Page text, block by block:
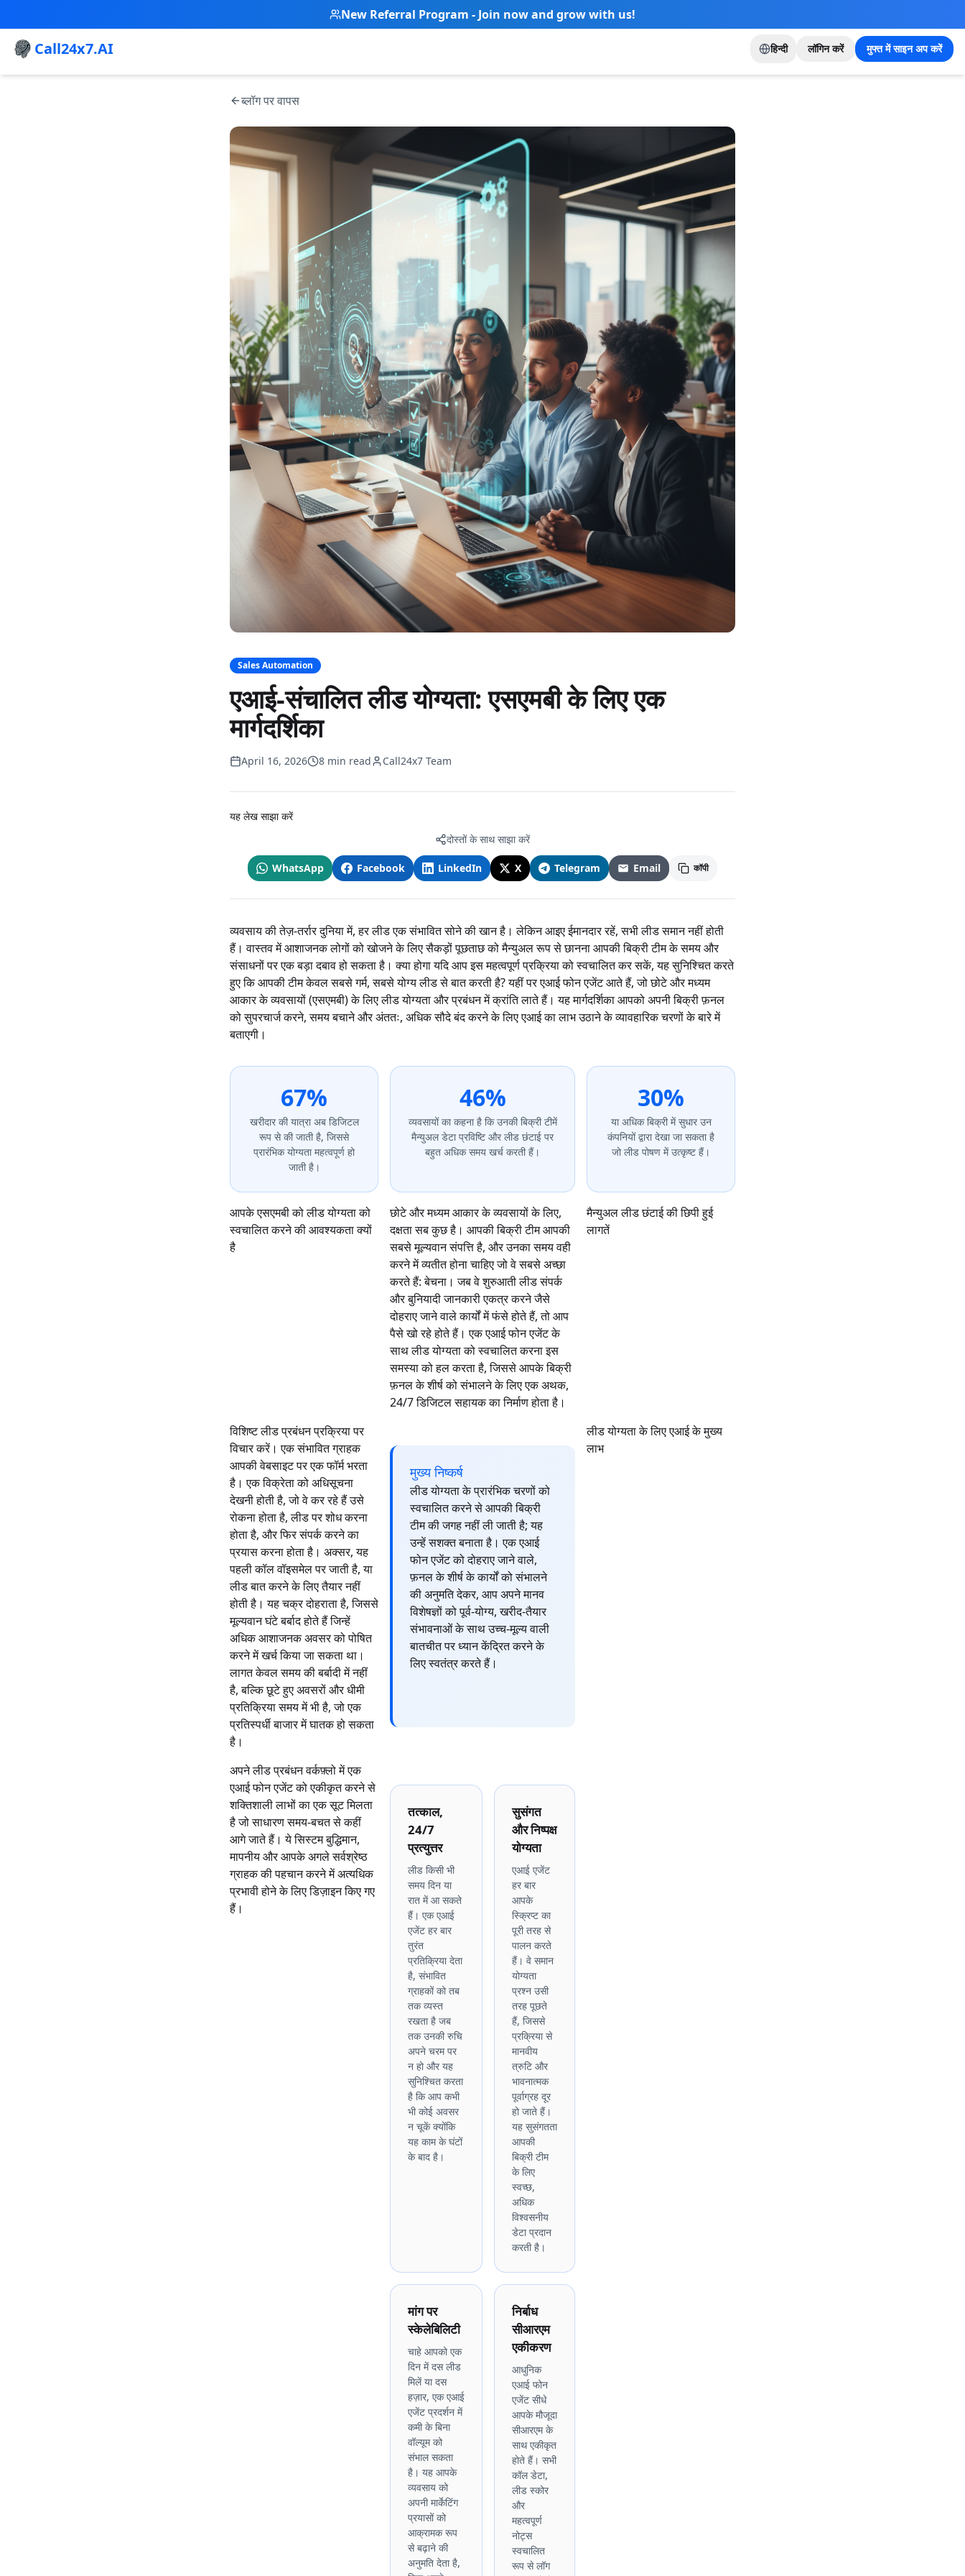
New Referral Program - Join now and grow with us!
Call24x7.AI हिन्दी लॉगिन करें मुफ्त में साइन अप करें
ब्लॉग पर वापस
Sales Automation
एआई-संचालित लीड योग्यता: एसएमबी के लिए एक
मार्गदर्शिका
April 16, 2026 8 min read Call24x7 Team
यह लेख साझा करें
दोस्तों के साथ साझा करें
WhatsApp Facebook LinkedIn X Telegram Email कॉपी
व्यवसाय की तेज़-तर्रार दुनिया में, हर लीड एक संभावित सोने की खान है। लेकिन आइए ईमानदार रहें, सभी लीड समान नहीं होती
हैं। वास्तव में आशाजनक लोगों को खोजने के लिए सैकड़ों पूछताछ को मैन्युअल रूप से छानना आपकी बिक्री टीम के समय और
संसाधनों पर एक बड़ा दबाव हो सकता है। क्या होगा यदि आप इस महत्वपूर्ण प्रक्रिया को स्वचालित कर सकें, यह सुनिश्चित करते
हुए कि आपकी टीम केवल सबसे गर्म, सबसे योग्य लीड से बात करती है? यहीं पर एआई फोन एजेंट आते हैं, जो छोटे और मध्यम
आकार के व्यवसायों (एसएमबी) के लिए लीड योग्यता और प्रबंधन में क्रांति लाते हैं। यह मार्गदर्शिका आपको अपनी बिक्री फ़नल
को सुपरचार्ज करने, समय बचाने और अंततः, अधिक सौदे बंद करने के लिए एआई का लाभ उठाने के व्यावहारिक चरणों के बारे में
बताएगी।
67%
खरीदार की यात्रा अब डिजिटल
रूप से की जाती है, जिससे
प्रारंभिक योग्यता महत्वपूर्ण हो
जाती है।
46%
व्यवसायों का कहना है कि उनकी बिक्री टीमें
मैन्युअल डेटा प्रविष्टि और लीड छंटाई पर
बहुत अधिक समय खर्च करती हैं।
30%
या अधिक बिक्री में सुधार उन
कंपनियों द्वारा देखा जा सकता है
जो लीड पोषण में उत्कृष्ट हैं।
आपके एसएमबी को लीड योग्यता को
स्वचालित करने की आवश्यकता क्यों
है
छोटे और मध्यम आकार के व्यवसायों के लिए,
दक्षता सब कुछ है। आपकी बिक्री टीम आपकी
सबसे मूल्यवान संपत्ति है, और उनका समय वही
करने में व्यतीत होना चाहिए जो वे सबसे अच्छा
करते हैं: बेचना। जब वे शुरुआती लीड संपर्क
और बुनियादी जानकारी एकत्र करने जैसे
दोहराए जाने वाले कार्यों में फंसे होते हैं, तो आप
पैसे खो रहे होते हैं। एक एआई फोन एजेंट के
साथ लीड योग्यता को स्वचालित करना इस
समस्या को हल करता है, जिससे आपके बिक्री
फ़नल के शीर्ष को संभालने के लिए एक अथक,
24/7 डिजिटल सहायक का निर्माण होता है।
मैन्युअल लीड छंटाई की छिपी हुई
लागतें
विशिष्ट लीड प्रबंधन प्रक्रिया पर
विचार करें। एक संभावित ग्राहक
आपकी वेबसाइट पर एक फॉर्म भरता
है। एक विक्रेता को अधिसूचना
देखनी होती है, जो वे कर रहे हैं उसे
रोकना होता है, लीड पर शोध करना
होता है, और फिर संपर्क करने का
प्रयास करना होता है। अक्सर, यह
पहली कॉल वॉइसमेल पर जाती है, या
लीड बात करने के लिए तैयार नहीं
होती है। यह चक्र दोहराता है, जिससे
मूल्यवान घंटे बर्बाद होते हैं जिन्हें
अधिक आशाजनक अवसर को पोषित
करने में खर्च किया जा सकता था।
लागत केवल समय की बर्बादी में नहीं
है, बल्कि छूटे हुए अवसरों और धीमी
प्रतिक्रिया समय में भी है, जो एक
प्रतिस्पर्धी बाजार में घातक हो सकता
है।
मुख्य निष्कर्ष
लीड योग्यता के प्रारंभिक चरणों को
स्वचालित करने से आपकी बिक्री
टीम की जगह नहीं ली जाती है; यह
उन्हें सशक्त बनाता है। एक एआई
फोन एजेंट को दोहराए जाने वाले,
फ़नल के शीर्ष के कार्यों को संभालने
की अनुमति देकर, आप अपने मानव
विशेषज्ञों को पूर्व-योग्य, खरीद-तैयार
संभावनाओं के साथ उच्च-मूल्य वाली
बातचीत पर ध्यान केंद्रित करने के
लिए स्वतंत्र करते हैं।
लीड योग्यता के लिए एआई के मुख्य
लाभ
अपने लीड प्रबंधन वर्कफ़्लो में एक
एआई फोन एजेंट को एकीकृत करने से
शक्तिशाली लाभों का एक सूट मिलता
है जो साधारण समय-बचत से कहीं
आगे जाते हैं। ये सिस्टम बुद्धिमान,
मापनीय और आपके अगले सर्वश्रेष्ठ
ग्राहक की पहचान करने में अत्यधिक
प्रभावी होने के लिए डिज़ाइन किए गए
हैं।
तत्काल,
24/7
प्रत्युत्तर
लीड किसी भी
समय दिन या
रात में आ सकते
हैं। एक एआई
एजेंट हर बार
तुरंत
प्रतिक्रिया देता
है, संभावित
ग्राहकों को तब
तक व्यस्त
रखता है जब
तक उनकी रुचि
अपने चरम पर
न हो और यह
सुनिश्चित करता
है कि आप कभी
भी कोई अवसर
न चूकें क्योंकि
यह काम के घंटों
के बाद है।
सुसंगत
और निष्पक्ष
योग्यता
एआई एजेंट
हर बार
आपके
स्क्रिप्ट का
पूरी तरह से
पालन करते
हैं। वे समान
योग्यता
प्रश्न उसी
तरह पूछते
हैं, जिससे
प्रक्रिया से
मानवीय
त्रुटि और
भावनात्मक
पूर्वाग्रह दूर
हो जाते हैं।
यह सुसंगतता
आपकी
बिक्री टीम
के लिए
स्वच्छ,
अधिक
विश्वसनीय
डेटा प्रदान
करती है।
मांग पर
स्केलेबिलिटी
चाहे आपको एक
दिन में दस लीड
मिलें या दस
हज़ार, एक एआई
एजेंट प्रदर्शन में
कमी के बिना
वॉल्यूम को
संभाल सकता
है। यह आपके
व्यवसाय को
अपनी मार्केटिंग
प्रयासों को
आक्रामक रूप
से बढ़ाने की
अनुमति देता है,
निर्बाध
सीआरएम
एकीकरण
आधुनिक
एआई फोन
एजेंट सीधे
आपके मौजूदा
सीआरएम के
साथ एकीकृत
होते हैं। सभी
कॉल डेटा,
लीड स्कोर
और
महत्वपूर्ण
नोट्स
स्वचालित
रूप से लॉग